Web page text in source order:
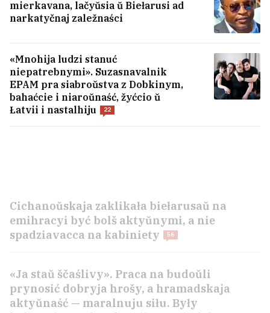
mierkavana, lačyŭsia ŭ Biełarusi ad
narkatyčnaj zaležnaści
«Mnohija ludzi stanuć
niepatrebnymi». Suzasnavalnik
EPAM pra siabroŭstva z Dobkinym,
bahaćcie i niaroŭnaść, žyćcio ŭ
Łatvii i nastalhiju
22
Cichanoŭskaja zaklikała biełarusaŭ na
emihracyi być bolš aktyŭnymi, a nie
spadziavacca na kabiniety
56
«Ja staŭ ščaślivy». Praca na budoŭli
prynosić dobryja hrošy, a hramadskaja
aktyŭnaść — maralnuju siłu. Były